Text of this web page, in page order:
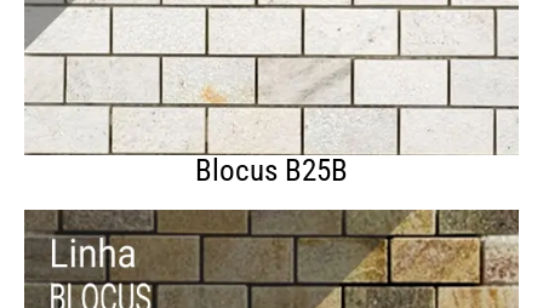
Blocus B25B